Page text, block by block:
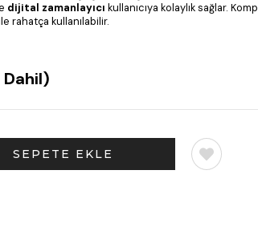
dijital zamanlayıcı kullanıcıya kolaylık sağlar.
rahatça kullanılabilir.
Dahil)